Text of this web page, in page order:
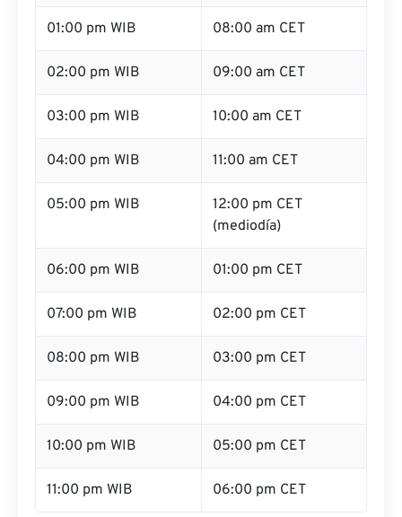
01:00 pm WIB 08:00 am CET
02:00 pm WIB 09:00 am CET
03:00 pm WIB 10:00 am CET
04:00 pm WIB 11:00 am CET
05:00 pm WIB
12:00 pm CET
(mediodía)
06:00 pm WIB 01:00 pm CET
07:00 pm WIB 02:00 pm CET
08:00 pm WIB 03:00 pm CET
09:00 pm WIB 04:00 pm CET
10:00 pm WIB 05:00 pm CET
11:00 pm WIB 06:00 pm CET